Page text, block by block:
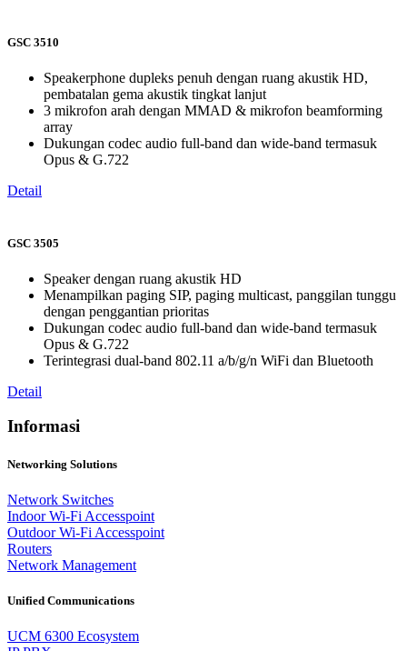
GSC 3510
Speakerphone dupleks penuh dengan ruang akustik HD,
pembatalan gema akustik tingkat lanjut
3 mikrofon arah dengan MMAD & mikrofon beamforming
array
Dukungan codec audio full-band dan wide-band termasuk
Opus & G.722
Detail
GSC 3505
Speaker dengan ruang akustik HD
Menampilkan paging SIP, paging multicast, panggilan tunggu
dengan penggantian prioritas
Dukungan codec audio full-band dan wide-band termasuk
Opus & G.722
Terintegrasi dual-band 802.11 a/b/g/n WiFi dan Bluetooth
Detail
Informasi
Networking Solutions
Network Switches
Indoor Wi-Fi Accesspoint
Outdoor Wi-Fi Accesspoint
Routers
Network Management
Unified Communications
UCM 6300 Ecosystem